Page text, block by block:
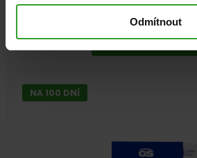
Odmítnout
PŘIDAT DO
NA 100 DNÍ